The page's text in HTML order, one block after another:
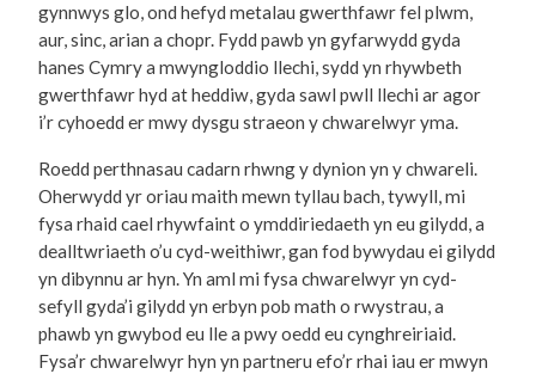
gynnwys glo, ond hefyd metalau gwerthfawr fel plwm,
aur, sinc, arian a chopr. Fydd pawb yn gyfarwydd gyda
hanes Cymry a mwyngloddio llechi, sydd yn rhywbeth
gwerthfawr hyd at heddiw, gyda sawl pwll llechi ar agor
i’r cyhoedd er mwy dysgu straeon y chwarelwyr yma.
Roedd perthnasau cadarn rhwng y dynion yn y chwareli.
Oherwydd yr oriau maith mewn tyllau bach, tywyll, mi
fysa rhaid cael rhywfaint o ymddiriedaeth yn eu gilydd, a
dealltwriaeth o’u cyd-weithiwr, gan fod bywydau ei gilydd
yn dibynnu ar hyn. Yn aml mi fysa chwarelwyr yn cyd-
sefyll gyda’i gilydd yn erbyn pob math o rwystrau, a
phawb yn gwybod eu lle a pwy oedd eu cynghreiriaid.
Fysa’r chwarelwyr hyn yn partneru efo’r rhai iau er mwyn